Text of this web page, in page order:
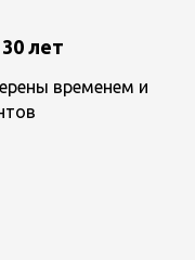
лет
временем и